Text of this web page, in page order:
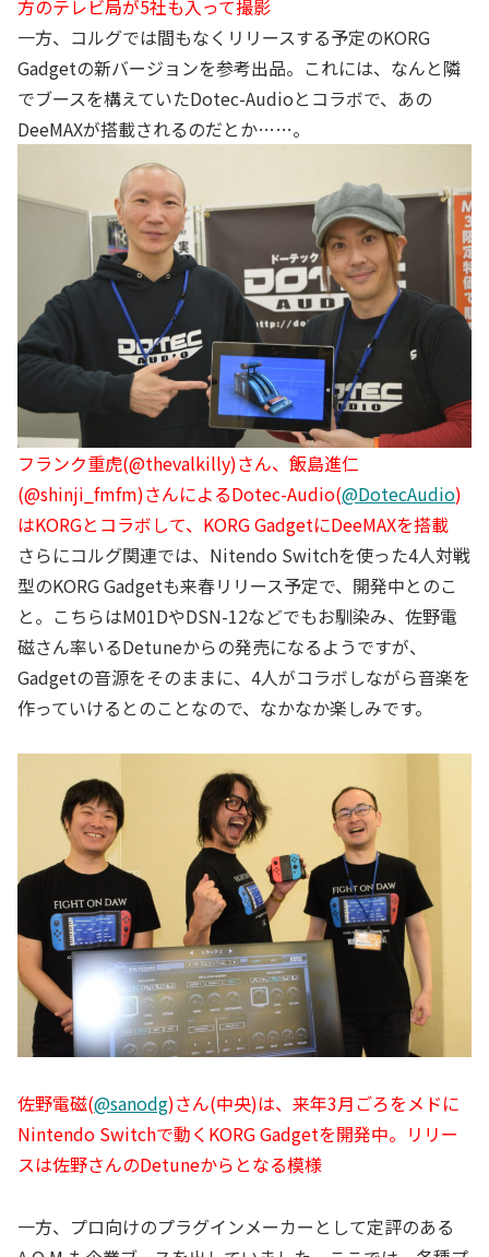
方のテレビ局が5社も入って撮影
一方、コルグでは間もなくリリースする予定のKORG
Gadgetの新バージョンを参考出品。これには、なんと隣
でブースを構えていたDotec-Audioとコラボで、あの
DeeMAXが搭載されるのだとか……。
フランク重虎(@thevalkilly)さん、飯島進仁
(@shinji_fmfm)さんによるDotec-Audio(@DotecAudio)
はKORGとコラボして、KORG GadgetにDeeMAXを搭載
さらにコルグ関連では、Nitendo Switchを使った4人対戦
型のKORG Gadgetも来春リリース予定で、開発中とのこ
と。こちらはM01DやDSN-12などでもお馴染み、佐野電
磁さん率いるDetuneからの発売になるようですが、
Gadgetの音源をそのままに、4人がコラボしながら音楽を
作っていけるとのことなので、なかなか楽しみです。
佐野電磁(@sanodg)さん(中央)は、来年3月ごろをメドに
Nintendo Switchで動くKORG Gadgetを開発中。リリー
スは佐野さんのDetuneからとなる模様
一方、プロ向けのプラグインメーカーとして定評のある